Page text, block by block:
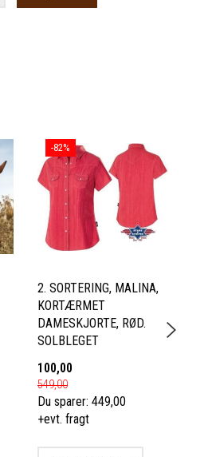
-82%
2. SORTERING, MALINA,
KORTÆRMET
DAMESKJORTE, RØD.
SOLBLEGET
100,00
549,00
Du sparer: 449,00
+evt. fragt